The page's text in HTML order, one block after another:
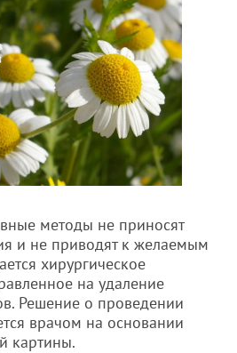
методы не приносят
и не приводят к желаемым
хирургическое
на удаление
Решение о проведении
врачом на основании
картины.